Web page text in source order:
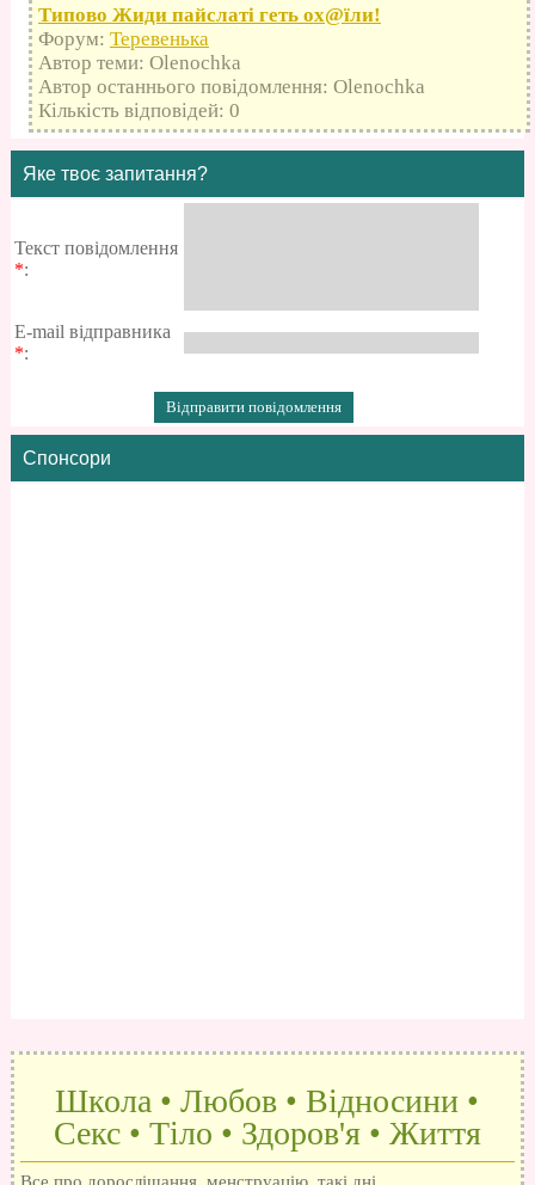
Типово Жиди пайслаті геть оx@їли!
Форум: Теревенька
Автор теми: Olenochka
Автор останнього повідомлення: Olenochka
Кількість відповідей: 0
Яке твоє запитання?
Текст повідомлення
*:
E-mail відправника
*:
Спонсори
Школа • Любов • Відносини •
Секс • Тіло • Здоров'я • Життя